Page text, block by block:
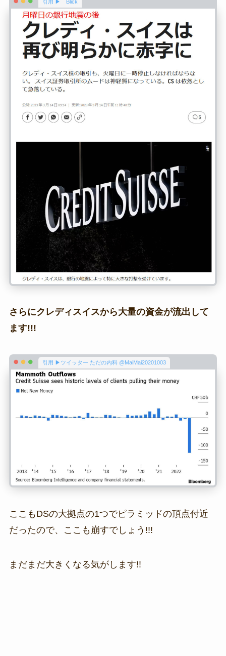
引用 ▶ Blick
さらにクレディスイスから大量の資金が流出して
ます!!!
引用 ▶ツイッター ただの内科 @MaiMai20201003
ここもDSの大拠点の1つでピラミッドの頂点付近
だったので、ここも崩すでしょう!!!
まだまだ大きくなる気がします!!